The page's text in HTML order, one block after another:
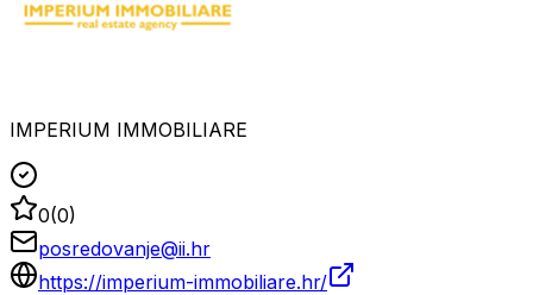
IMPERIUM IMMOBILIARE
0(0)
posredovanje@ii.hr
https://imperium-immobiliare.hr/